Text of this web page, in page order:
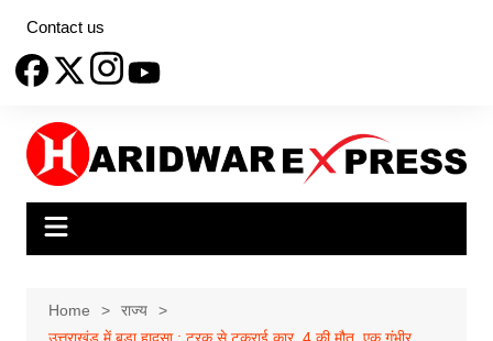
content
Contact us
Home
राज्य
उत्तराखंड में बड़ा हादसा : ट्रक से टकराई कार, 4 की मौत, एक गंभीर